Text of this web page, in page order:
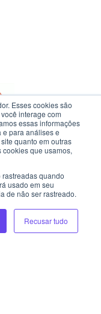
Esses cookies são
interage com
essas informações
para análises e
quanto em outras
que usamos,
quando
usado em seu
de não ser rastreado.
Recusar tudo
PRIVACIDADE.